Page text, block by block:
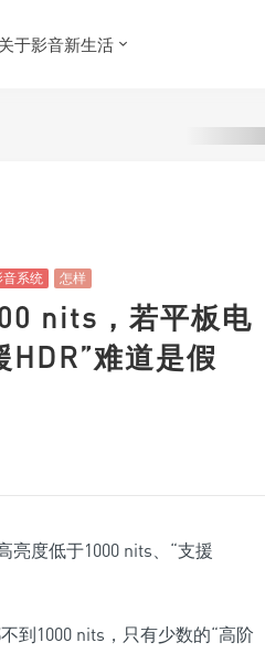
关于影音新生活
音系统 怎样
nits，若平板电
难道是假
到1000 nits，只有少数的“高阶